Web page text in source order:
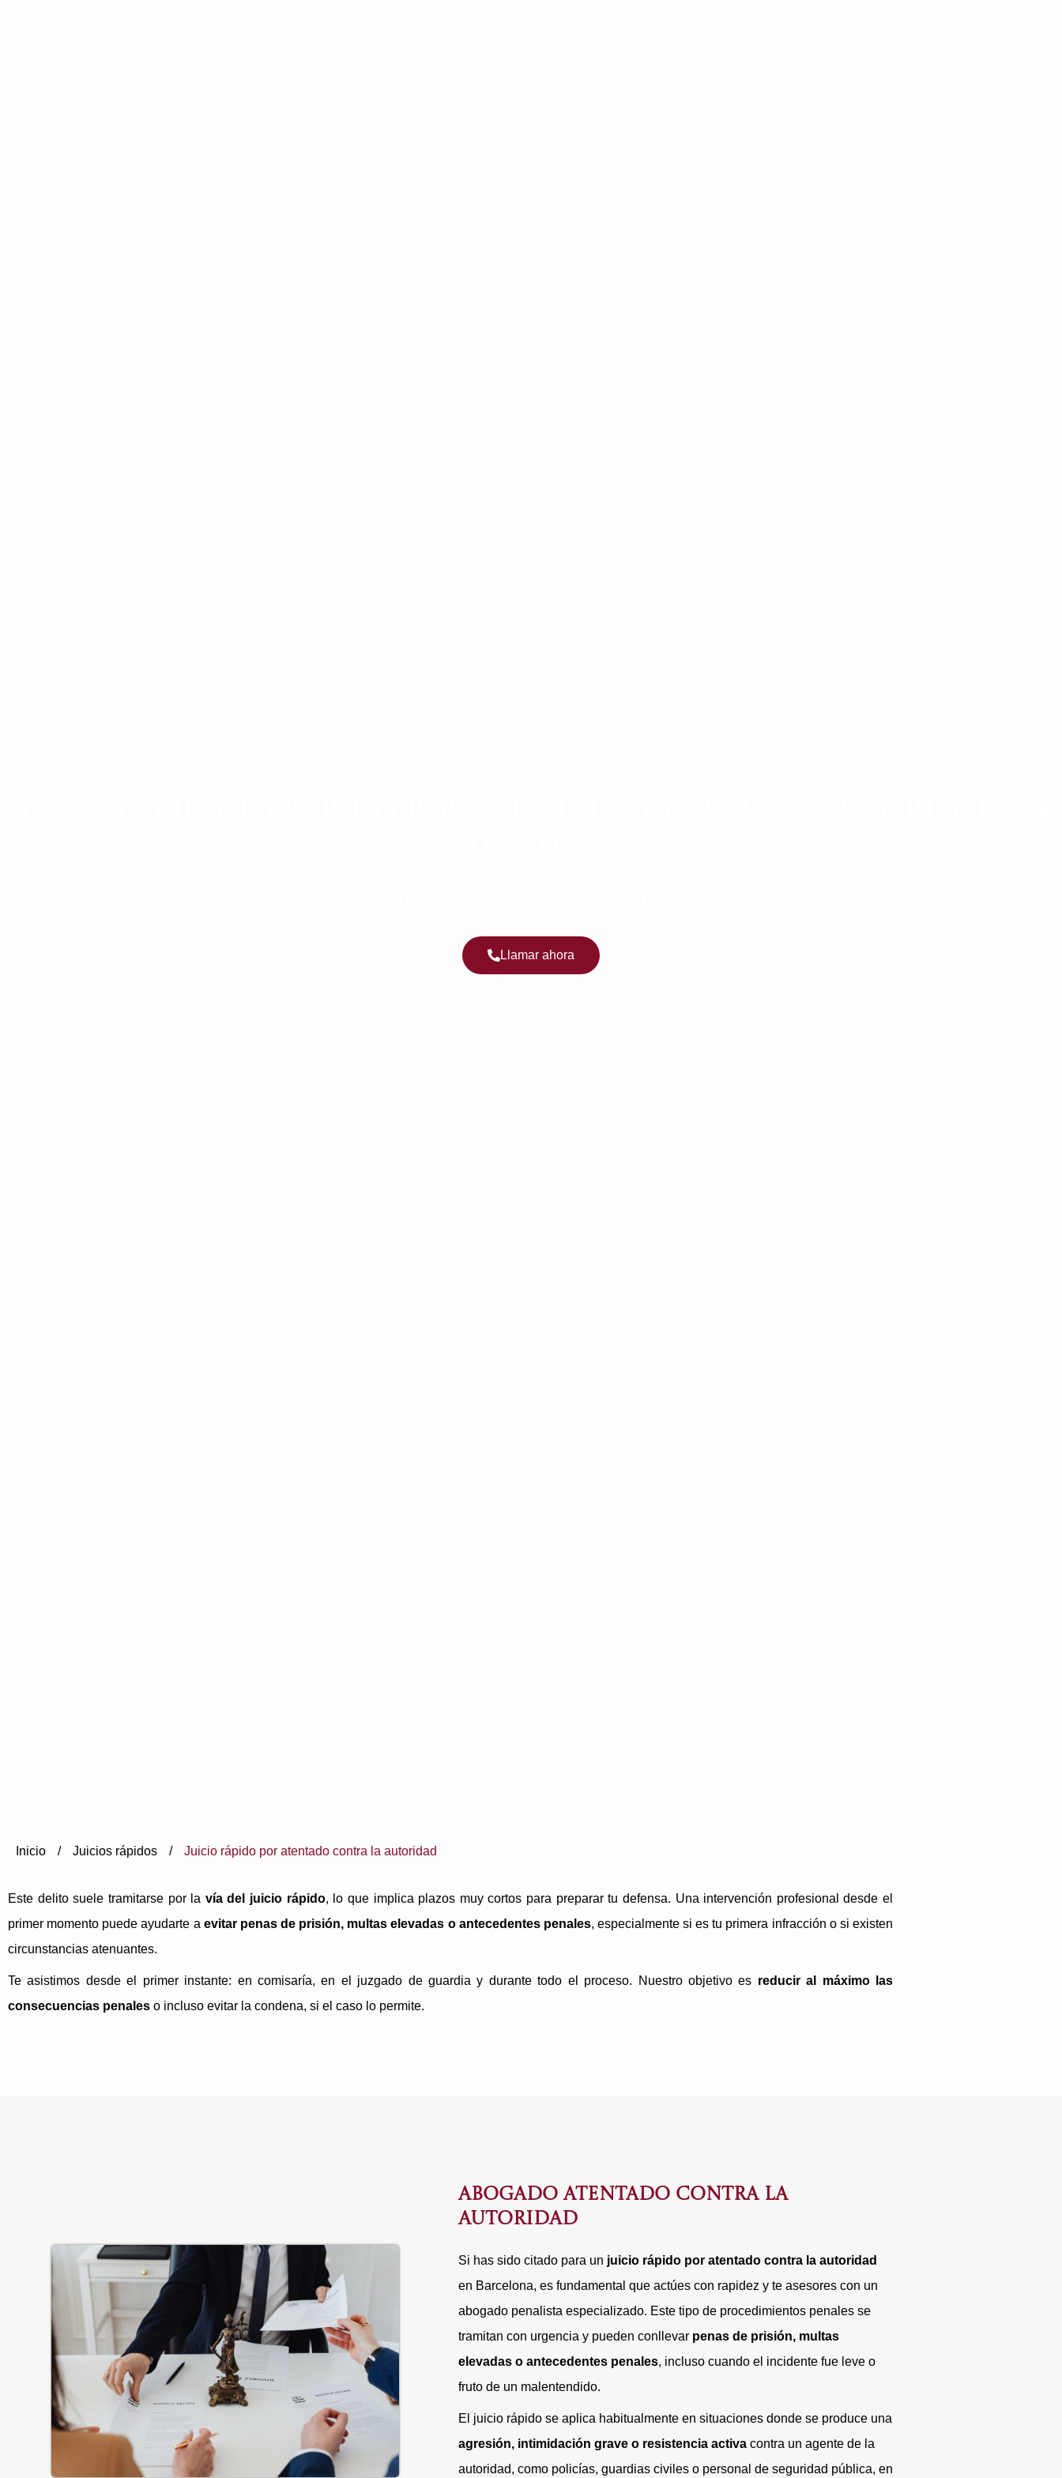
Llamar ahora
Inicio / Juicios rápidos / Juicio rápido por atentado contra la autoridad
Este delito suele tramitarse por la vía del juicio rápido, lo que implica plazos muy cortos para preparar tu defensa. Una intervención profesional desde el
primer momento puede ayudarte a evitar penas de prisión, multas elevadas o antecedentes penales, especialmente si es tu primera infracción o si existen
circunstancias atenuantes.
Te asistimos desde el primer instante: en comisaría, en el juzgado de guardia y durante todo el proceso. Nuestro objetivo es reducir al máximo las
consecuencias penales o incluso evitar la condena, si el caso lo permite.
ABOGADO ATENTADO CONTRA LA
AUTORIDAD
Si has sido citado para un juicio rápido por atentado contra la autoridad
en Barcelona, es fundamental que actúes con rapidez y te asesores con un
abogado penalista especializado. Este tipo de procedimientos penales se
tramitan con urgencia y pueden conllevar penas de prisión, multas
elevadas o antecedentes penales, incluso cuando el incidente fue leve o
fruto de un malentendido.
El juicio rápido se aplica habitualmente en situaciones donde se produce una
agresión, intimidación grave o resistencia activa contra un agente de la
autoridad, como policías, guardias civiles o personal de seguridad pública, en